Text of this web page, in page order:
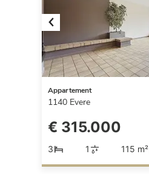
Previous
Appartement
1140 Evere
€ 315.000
3 1 115 m²